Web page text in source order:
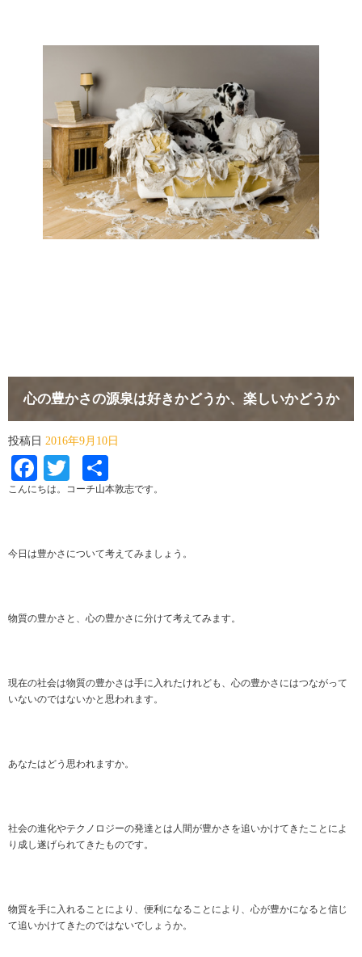
心の豊かさの源泉は好きかどうか、楽しいかどうか
投稿日 2016年9月10日
Facebook
Twitter
有
こんにちは。コーチ山本敦志です。
今日は豊かさについて考えてみましょう。
物質の豊かさと、心の豊かさに分けて考えてみます。
現在の社会は物質の豊かさは手に入れたけれども、心の豊かさにはつながって
いないのではないかと思われます。
あなたはどう思われますか。
社会の進化やテクノロジーの発達とは人間が豊かさを追いかけてきたことによ
り成し遂げられてきたものです。
物質を手に入れることにより、便利になることにより、心が豊かになると信じ
て追いかけてきたのではないでしょうか。